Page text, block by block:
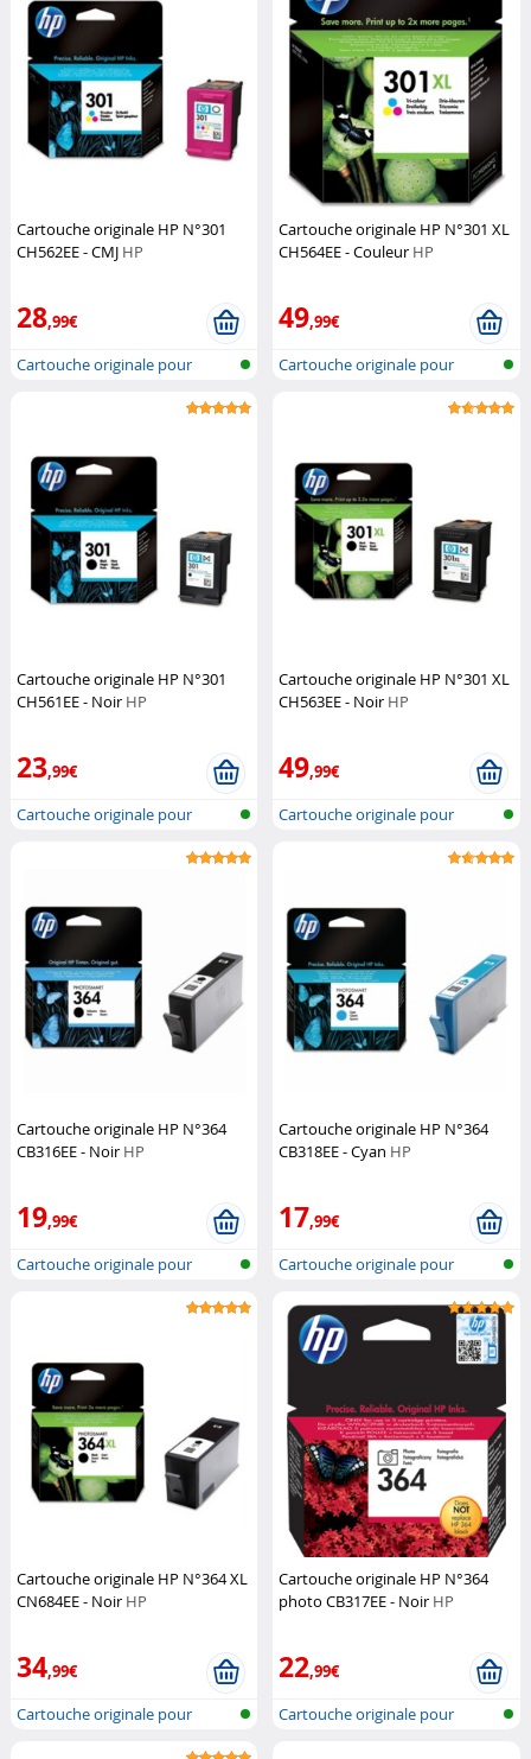
Cartouche originale HP N°301
CH562EE - CMJ HP
28,99€
Cartouche originale pour
Cartouche originale HP N°301 XL
CH564EE - Couleur HP
49,99€
Cartouche originale pour
Cartouche originale HP N°301
CH561EE - Noir HP
23,99€
Cartouche originale pour
Cartouche originale HP N°301 XL
CH563EE - Noir HP
49,99€
Cartouche originale pour
Cartouche originale HP N°364
CB316EE - Noir HP
19,99€
Cartouche originale pour
Cartouche originale HP N°364
CB318EE - Cyan HP
17,99€
Cartouche originale pour
Cartouche originale HP N°364 XL
CN684EE - Noir HP
34,99€
Cartouche originale pour
Cartouche originale HP N°364
photo CB317EE - Noir HP
22,99€
Cartouche originale pour